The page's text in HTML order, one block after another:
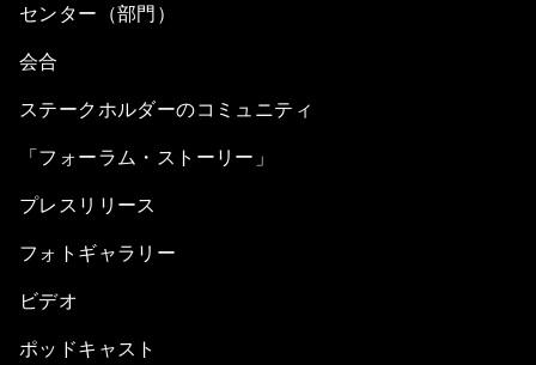
センター（部門）
会合
ステークホルダーのコミュニティ
「フォーラム・ストーリー」
プレスリリース
フォトギャラリー
ビデオ
ポッドキャスト